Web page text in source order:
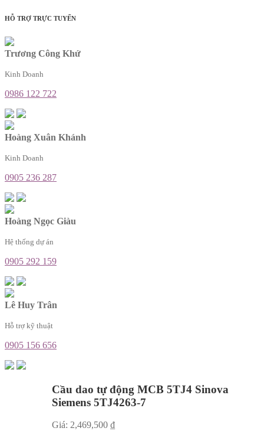
HỖ TRỢ TRỰC TUYẾN
Trương Công Khứ
Kinh Doanh
0986 122 722
Hoàng Xuân Khánh
Kinh Doanh
0905 236 287
Hoàng Ngọc Giàu
Hệ thống dự án
0905 292 159
Lê Huy Trân
Hỗ trợ kỹ thuật
0905 156 656
Cầu dao tự động MCB 5TJ4 Sinova
Siemens 5TJ4263-7
Giá: 2,469,500 ₫